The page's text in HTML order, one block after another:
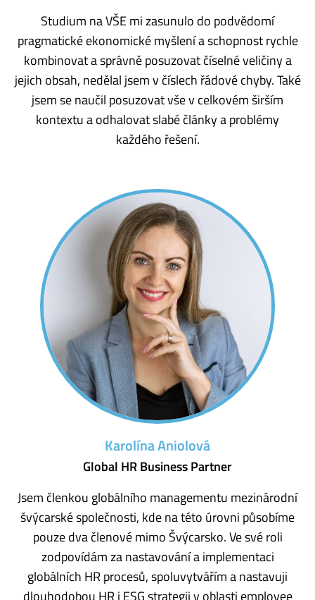
Studium na VŠE mi zasunulo do podvědomí
pragmatické ekonomické myšlení a schopnost rychle
kombinovat a správně posuzovat číselné veličiny a
jejich obsah, nedělal jsem v číslech řádové chyby. Také
jsem se naučil posuzovat vše v celkovém širším
kontextu a odhalovat slabé články a problémy
každého řešení.
Karolína Aniolová
Global HR Business Partner
Jsem členkou globálního managementu mezinárodní
švýcarské společnosti, kde na této úrovni působíme
pouze dva členové mimo Švýcarsko. Ve své roli
zodpovídám za nastavování a implementaci
globálních HR procesů, spoluvytvářím a nastavuji